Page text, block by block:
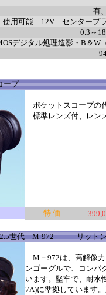
有
使用可能 12V センタープ
0.3～
デジタル処理造影・B＆W
ープ
ポケットスコープの
標準レンズ付、レン
特 価
2.5世代 M-972 リット
M－972は、高解像
ンゴーグルで、コンパ
います。堅牢で、耐水
7A)に準拠しています